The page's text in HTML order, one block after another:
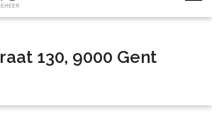
130, 9000 Gent